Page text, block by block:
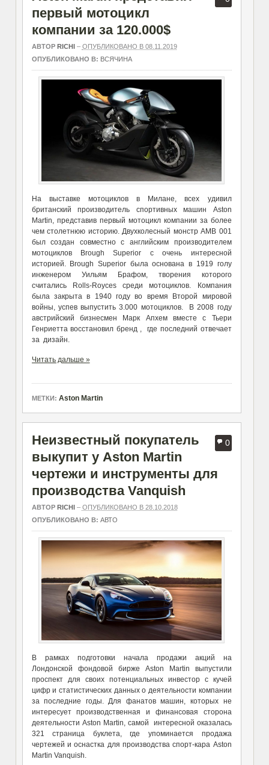
первый мотоцикл
компании за 120.000$
АВТОР RICHI– ОПУБЛИКОВАНО В 08.11.2019
ОПУБЛИКОВАНО В: ВСЯЧИНА
На выставке мотоциклов в Милане, всех удивил
британский производитель спортивных машин Aston
Martin, представив первый мотоцикл компании за более
чем столетнюю историю. Двухколесный монстр AMB 001
был создан совместно с английским производителем
мотоциклов Brough Superior с очень интересной
историей. Brough Superior была основана в 1919 голу
инженером Уильям Брафом, творения которого
считались Rolls-Royces среди мотоциклов. Компания
была закрыта в 1940 году во время Второй мировой
войны, успев выпустить 3.000 мотоциклов. В 2008 году
австрийский бизнесмен Марк Апхем вместе с Тьери
Генриетта восстановил бренд , где последний отвечает
за дизайн.
Читать дальше »
МЕТКИ: Aston Martin
0
Неизвестный покупатель
выкупит у Aston Martin
чертежи и инструменты для
производства Vanquish
АВТОР RICHI– ОПУБЛИКОВАНО В 28.10.2018
ОПУБЛИКОВАНО В: АВТО
В рамках подготовки начала продажи акций на
Лондонской фондовой бирже Aston Martin выпустили
проспект для своих потенциальных инвестор с кучей
цифр и статистических данных о деятельности компании
за последние годы. Для фанатов машин, которых не
интересует производственная и финансовая сторона
деятельности Aston Martin, самой интересной оказалась
321 страница буклета, где упоминается продажа
чертежей и оснастка для производства спорт-кара Aston
Martin Vanquish.